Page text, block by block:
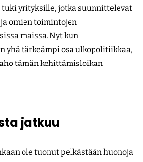
tuki yrityksille, jotka suunnittelevat
omien toimintojen
maissa. Nyt kun
yhä tärkeämpi osa ulkopolitiikkaa,
tämän kehittämisloikan
jatkuu
ole tuonut pelkästään huonoja